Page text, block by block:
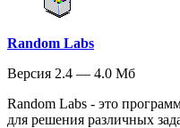
Random Labs
Версия 2.4 — 4.0 Мб
Random Labs - это
для решения различных